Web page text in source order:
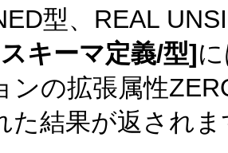
型、REAL
キーマ定義/型]
ンの拡張属性
た結果が返されま